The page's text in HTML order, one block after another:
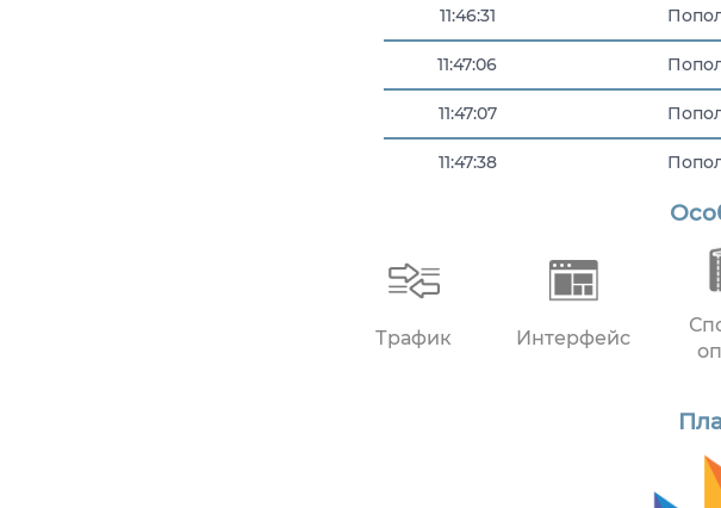
11:46:31
11:47:06
11:47:07
11:47:38
Трафик Интерфейс